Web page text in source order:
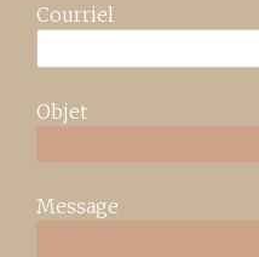
Courriel
Objet
Message